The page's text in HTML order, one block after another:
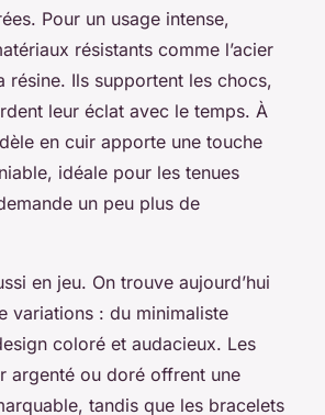
Pour un usage intense,
résistants comme l’acier
résine. Ils supportent les chocs,
leur éclat avec le temps. À
en cuir apporte une touche
idéale pour les tenues
un peu plus de
en jeu. On trouve aujourd’hui
variations : du minimaliste
coloré et audacieux. Les
argenté ou doré offrent une
tandis que les bracelets